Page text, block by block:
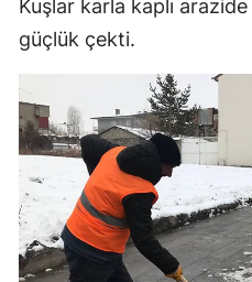
Kuşlar karla kaplı
güçlük çekti.